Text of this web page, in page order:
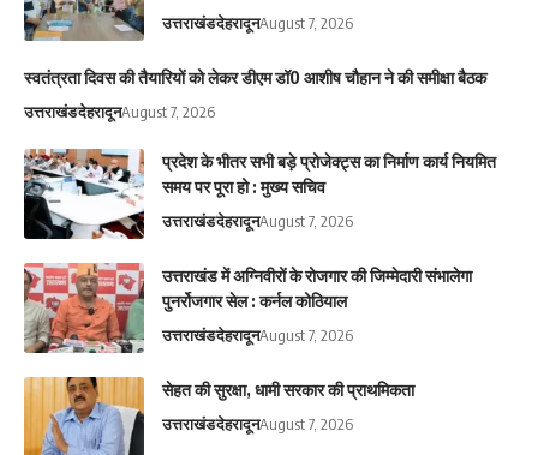
उत्तराखंडदेहरादूनAugust 7, 2026
स्वतंत्रता दिवस की तैयारियों को लेकर डीएम डॉ0 आशीष चौहान ने की समीक्षा बैठक
उत्तराखंडदेहरादूनAugust 7, 2026
प्रदेश के भीतर सभी बड़े प्रोजेक्ट्स का निर्माण कार्य नियमित
समय पर पूरा हो : मुख्य सचिव
उत्तराखंडदेहरादूनAugust 7, 2026
उत्तराखंड में अग्निवीरों के रोजगार की जिम्मेदारी संभालेगा
पुनर्रोजगार सेल : कर्नल कोठियाल
उत्तराखंडदेहरादूनAugust 7, 2026
सेहत की सुरक्षा, धामी सरकार की प्राथमिकता
उत्तराखंडदेहरादूनAugust 7, 2026